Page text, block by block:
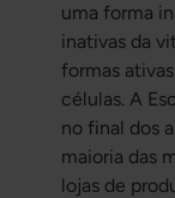
uma forma
inativas da
formas
células. A
no final dos
maioria das
lojas de